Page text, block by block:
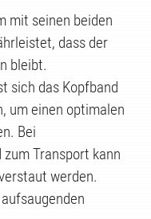
mit seinen beiden
dass der
bleibt.
sich das Kopfband
um einen optimalen
Bei
Transport kann
werden.